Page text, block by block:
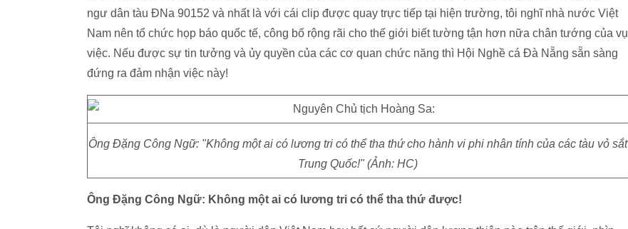
ngư dân tàu ĐNa 90152 và nhất là với cái clip được quay trực tiếp tại hiện trường, tôi nghĩ nhà nước Việt
Nam nên tổ chức họp báo quốc tế, công bố rộng rãi cho thế giới biết tường tận hơn nữa chân tướng của vụ
việc. Nếu được sự tin tưởng và ủy quyền của các cơ quan chức năng thì Hội Nghề cá Đà Nẵng sẵn sàng
đứng ra đảm nhận việc này!
Ông Đặng Công Ngữ: "Không một ai có lương tri có thể tha thứ cho hành vi phi nhân tính của các tàu vỏ sắt
Trung Quốc!" (Ảnh: HC)
Ông Đặng Công Ngữ: Không một ai có lương tri có thể tha thứ được!